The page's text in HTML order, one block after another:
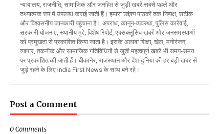
न्यायालय, राजनीति, सामाजिक और जनहित से जुड़ी खबरें सबसे पहले और
तथ्यात्मक रूप में उपलब्ध कराई जाती हैं। हमारा उद्देश्य पाठकों तक निष्पक्ष, सटीक
और विश्वसनीय जानकारी पहुंचाना है। अपराध, कानून-व्यवस्था, पुलिस कार्रवाई,
सरकारी योजनाएं, स्थानीय मुद्दे, विशेष रिपोर्ट, एक्सक्लूसिव खबरें और जनसमस्याओं
को प्रमुखता से प्रकाशित किया जाता है। इसके अलावा शिक्षा, खेल, मनोरंजन,
व्यापार, तकनीक और सामाजिक गतिविधियों से जुड़ी महत्वपूर्ण खबरें भी समय-समय
पर प्रकाशित की जाती हैं। बीकानेर, राजस्थान और देश-दुनिया की हर बड़ी खबर से
जुड़े रहने के लिए India First News के साथ बने रहें।
Post a Comment
0 Comments